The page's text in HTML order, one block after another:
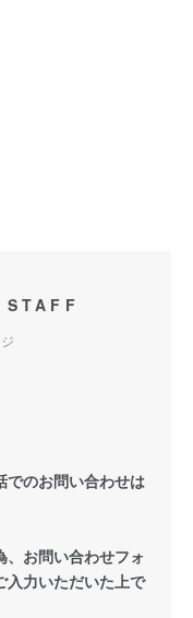
STAFF
でのお問い合わせは
お問い合わせフォ
入力いただいた上で